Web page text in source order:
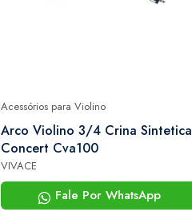
Acessórios para Violino
Arco Violino 3/4 Crina Sintetica
Concert Cva100
VIVACE
Fale Por WhatsApp